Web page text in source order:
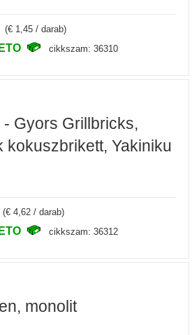
(€ 1,45 / darab)
cikkszam: 36310
- Gyors Grillbricks,
kokuszbrikett, Yakiniku
(€ 4,62 / darab)
cikkszam: 36312
monolit